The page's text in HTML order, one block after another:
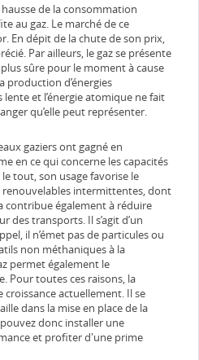
de la consommation
au gaz. Le marché de ce
En dépit de la chute de son prix,
Par ailleurs, le gaz se présente
sûre pour le moment à cause
production d’énergies
et l’énergie atomique ne fait
qu’elle peut représenter.
gaziers ont gagné en
en ce qui concerne les capacités
tout, son usage favorise le
intermittentes, dont
contribue également à réduire
des transports. Il s’agit d’un
il n’émet pas de particules ou
non méthaniques à la
permet également le
Pour toutes ces raisons, la
croissance actuellement. Il se
dans la mise en place de la
donc installer une
et profiter d'une prime